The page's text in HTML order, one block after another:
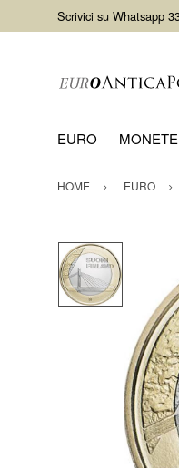
Scrivici su Whatsapp
EURO
HOME EURO